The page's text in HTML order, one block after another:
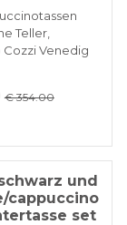
Teller,
Cozzi Venedig
€ 354.00
und
cappuccino
set